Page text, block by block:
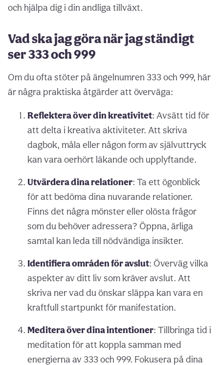
och hjälpa dig i din andliga tillväxt.
Vad ska jag göra när jag ständigt
ser 333 och 999
Om du ofta stöter på ängelnumren 333 och 999, här
är några praktiska åtgärder att överväga:
Reflektera över din kreativitet: Avsätt tid för
att delta i kreativa aktiviteter. Att skriva
dagbok, måla eller någon form av självuttryck
kan vara oerhört läkande och upplyftande.
Utvärdera dina relationer: Ta ett ögonblick
för att bedöma dina nuvarande relationer.
Finns det några mönster eller olösta frågor
som du behöver adressera? Öppna, ärliga
samtal kan leda till nödvändiga insikter.
Identifiera områden för avslut: Överväg vilka
aspekter av ditt liv som kräver avslut. Att
skriva ner vad du önskar släppa kan vara en
kraftfull startpunkt för manifestation.
Meditera över dina intentioner: Tillbringa tid i
meditation för att koppla samman med
energierna av 333 och 999. Fokusera på dina